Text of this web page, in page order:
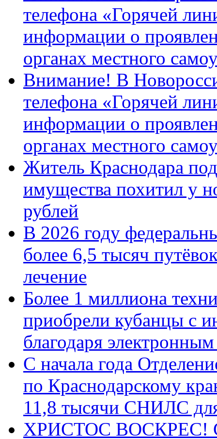
телефона «Горячей
информации о
органах местного
Внимание! В
телефона «Горячей
информации о
органах местного
Житель Краснодара
имущества похитил у
рублей
В 2026 году
более 6,5 тысяч
лечение
Более 1 миллиона
приобрели кубанцы с
благодаря
С начала года
по Краснодарскому
11,8 тысячи СНИЛС
ХРИСТОС ВОСКРЕС! С